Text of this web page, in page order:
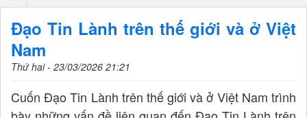
Đạo Tin Lành trên thế giới và ở Việt
Nam
Thứ hai - 23/03/2026 21:21
Cuốn Đạo Tin Lành trên thế giới và ở Việt Nam trình